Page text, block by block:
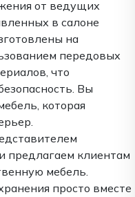
от ведущих
в салоне
на
передовых
что
Вы
которая
предлагаем клиентам
мебель.
просто вместе